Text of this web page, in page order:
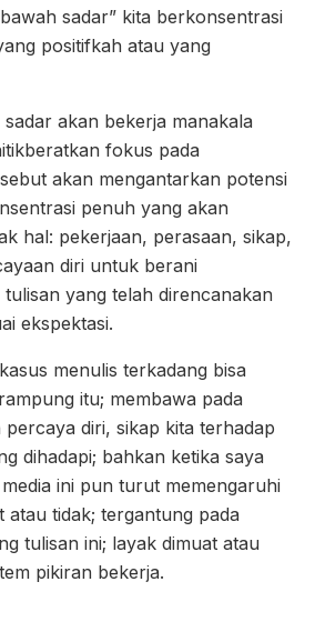
sadar” kita berkonsentrasi
positifkah atau yang
akan bekerja manakala
fokus pada
akan mengantarkan potensi
penuh yang akan
hal: pekerjaan, perasaan, sikap,
diri untuk berani
yang telah direncanakan
ekspektasi.
menulis terkadang bisa
itu; membawa pada
diri, sikap kita terhadap
dihadapi; bahkan ketika saya
ini pun turut memengaruhi
atau tidak; tergantung pada
tulisan ini; layak dimuat atau
pikiran bekerja.